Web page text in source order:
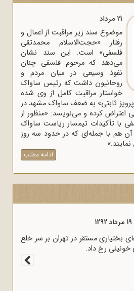
19 مرداد
موضوع سند زیر مراقبت از اعمال و
رفتار «حجت‌الاسلام محمدتقی
فلسفی» است. این سند نشان
می‌دهد که مرحوم فلسفی چنان
نفوذ وسیعی در میان مردم و
روحانیون داشت که رئیس ساواک
خواستار مراقبت کامل از وی شده
ثابتی» به ضعف ساواک مشهد در
اعتراض کرده و می‌نویسد: «منظور از
با تأکیدات تیمسار ریاست ساواک
آن هم با جمله‌ای که در حدود سه روز
ادامه مطلب
19 مرداد 1292
بختیاری مستقر در تهران بر سر خلع
خونینی رخ داد.